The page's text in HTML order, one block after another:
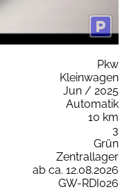
Pkw
Kleinwagen
Jun / 2025
Automatik
10 km
3
Grün
Zentrallager
ab ca. 12.08.2026
GW-RDI026